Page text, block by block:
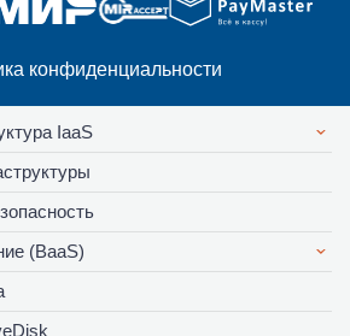
конфиденциальности
IaaS
(BaaS)